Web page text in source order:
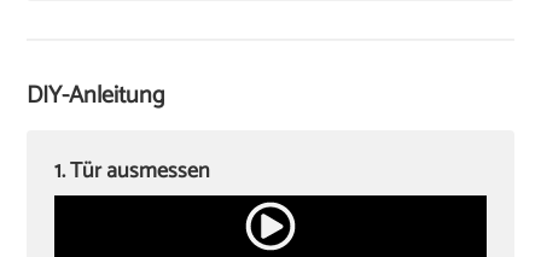
Papierschablone für Türdrückermontage
‏Kreuzschlitzschraubendreher
DIY-Anleitung
1. Tür ausmessen